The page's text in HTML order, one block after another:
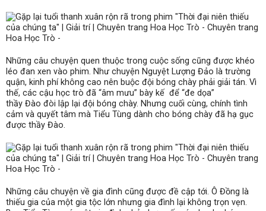
Những câu chuyện quen thuộc trong cuộc sống cũng được khéo
léo đan xen vào phim. Như chuyện Nguyệt Lượng Đảo là trường
quận, kinh phí không cao nên buộc đội bóng chày phải giải tán. Vì
thế, các cậu học trò đã “âm mưu” bày kế để “đe dọa”
thầy Đào đòi lập lại đội bóng chày. Nhưng cuối cùng, chính tình
cảm và quyết tâm mà Tiểu Tùng dành cho bóng chày đã hạ gục
được thầy Đào.
Những câu chuyện về gia đình cũng được đề cập tới. Ô Đồng là
thiếu gia của một gia tộc lớn nhưng gia đình lại không trọn vẹn.